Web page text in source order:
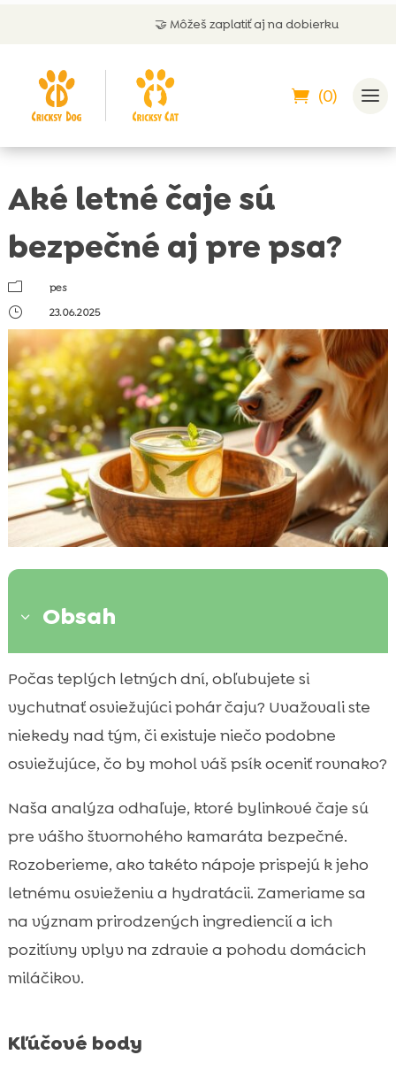
🤝 Môžeš zaplatiť aj na dobierku
(0)
Aké letné čaje sú
bezpečné aj pre psa?
m
pes
}
23.06.2025
3 Obsah
 Význam hydratácie počas horúcich
letných dní
Čaje pre psa leto
Ako pripraviť bezpečné letné čaje pre psa
potravou pre psa
 Ktoré bylinky sú vhodné a ktoré nie?
 Jednoduché recepty na prípravu letného
Bezpečnostné opatrenia pri podávaní čaju
psom
Výhody hypoalergénneho krmiva
CricksyDog
 Alternatívy, ak pes nechce čaj
Počas teplých letných dní, obľubujete si
vychutnať osviežujúci pohár čaju? Uvažovali ste
niekedy nad tým, či existuje niečo podobne
osviežujúce, čo by mohol váš psík oceniť rovnako?
Naša analýza odhaľuje, ktoré bylinkové čaje sú
pre vášho štvornohého kamaráta bezpečné.
Rozoberieme, ako takéto nápoje prispejú k jeho
letnému osvieženiu a hydratácii. Zameriame sa
na význam prirodzených ingrediencií a ich
pozitívny vplyv na zdravie a pohodu domácich
miláčikov.
Kľúčové body